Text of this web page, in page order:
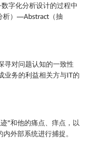
字化分析设计的过程中
析）—Abstract（抽
寻对问题认知的一致性
业务的利益相关方与IT的
”和他的痛点、痒点，以
外部系统进行捕捉。